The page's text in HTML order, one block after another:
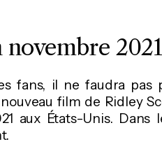
2021
fans, il ne faudra pas
film de Ridley
aux États-Unis. Dans